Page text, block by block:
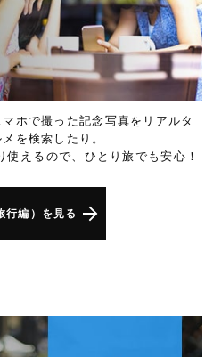
ホで撮った記念写真をリアルタ
を検索したり。
えるので、ひとり旅でも安心！
行編）を見る